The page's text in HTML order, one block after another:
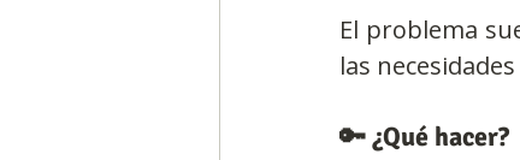
El problema
las
🔑 ¿Qué hacer?